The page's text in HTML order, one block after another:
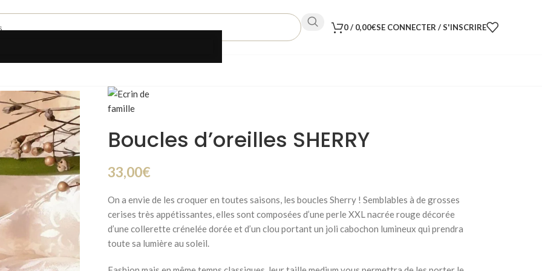
0/ 0,00€SE CONNECTER / S'INSCRIRE
Boucles d’oreilles SHERRY
33,00€
On a envie de les croquer en toutes saisons, les boucles Sherry ! Semblables à de grosses
cerises très appétissantes, elles sont composées d’une perle XXL nacrée rouge décorée
d’une collerette crénelée dorée et d’un clou portant un joli cabochon lumineux qui prendra
toute sa lumière au soleil.